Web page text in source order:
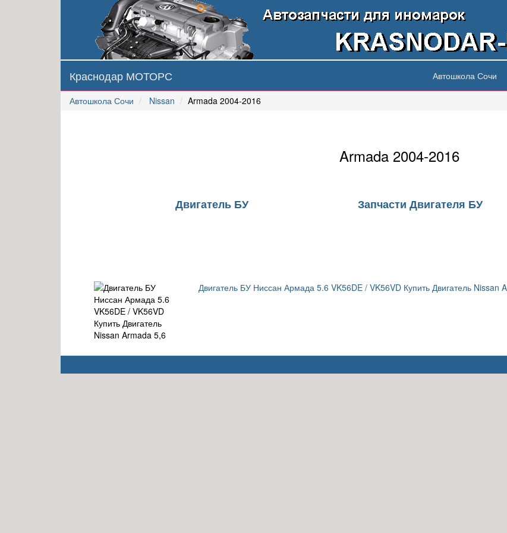
Краснодар МОТОРС Автошкола Сочи
Автошкола Сочи Nissan Armada 2004-2016
Armada 2004-2016
Двигатель БУ Запчасти Двигателя БУ
Двигатель БУ Ниссан Армада 5.6 VK56DE / VK56VD Купить Двигатель Nissan